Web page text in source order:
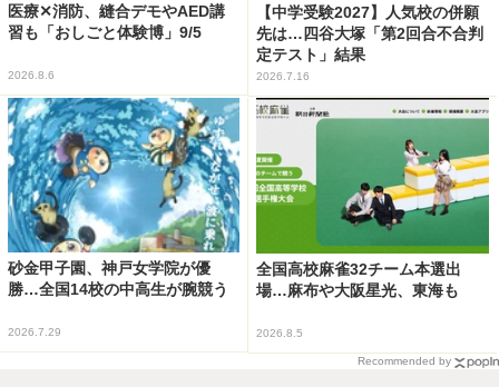
医療✕消防、縫合デモやAED講
習も「おしごと体験博」9/5
2026.8.6
【中学受験2027】人気校の併願
先は…四谷大塚「第2回合不合判
定テスト」結果
2026.7.16
砂金甲子園、神戸女学院が優
勝…全国14校の中高生が腕競う
2026.7.29
全国高校麻雀32チーム本選出
場…麻布や大阪星光、東海も
2026.8.5
Recommended by